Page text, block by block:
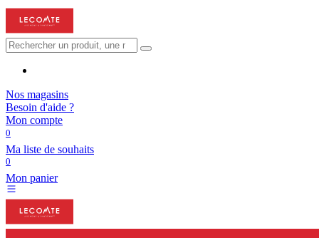
Nos magasins
Besoin d'aide ?
Mon compte
0
Ma liste de souhaits
0
Mon panier